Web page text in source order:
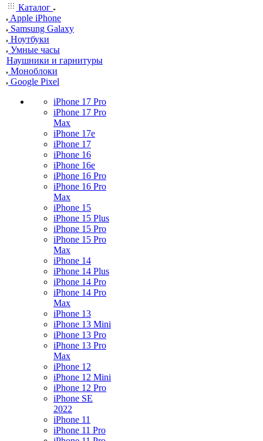
Каталог
Apple iPhone
Samsung Galaxy
Ноутбуки
Умные часы
Наушники и гарнитуры
Моноблоки
Google Pixel
iPhone 17 Pro
iPhone 17 Pro
Max
iPhone 17e
iPhone 17
iPhone 16
iPhone 16e
iPhone 16 Pro
iPhone 16 Pro
Max
iPhone 15
iPhone 15 Plus
iPhone 15 Pro
iPhone 15 Pro
Max
iPhone 14
iPhone 14 Plus
iPhone 14 Pro
iPhone 14 Pro
Max
iPhone 13
iPhone 13 Mini
iPhone 13 Pro
iPhone 13 Pro
Max
iPhone 12
iPhone 12 Mini
iPhone 12 Pro
iPhone SE
2022
iPhone 11
iPhone 11 Pro